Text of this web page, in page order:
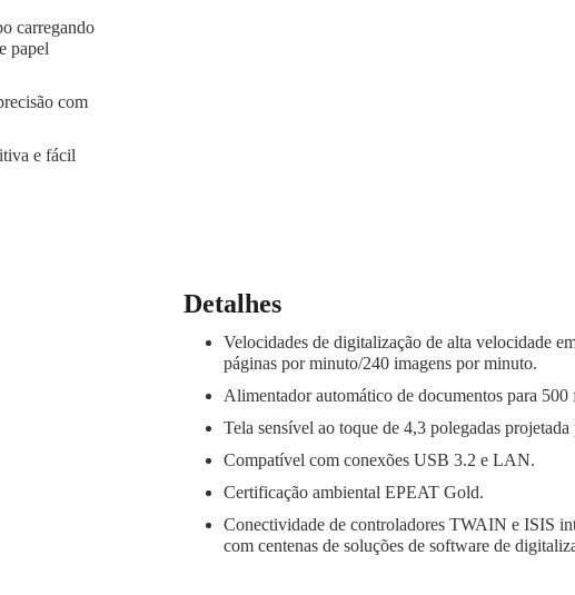
carregando
papel
com
e fácil
Detalhes
Velocidades de digitalização de alta velocidade
páginas por minuto/240 imagens por minuto.
Alimentador automático de documentos para 500
Tela sensível ao toque de 4,3 polegadas
Compatível com conexões USB 3.2 e LAN.
Certificação ambiental EPEAT Gold.
Conectividade de controladores TWAIN e ISIS
com centenas de soluções de software de